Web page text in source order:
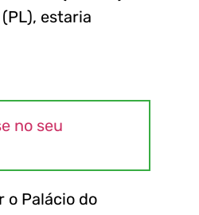
estaria
no seu
o Palácio do